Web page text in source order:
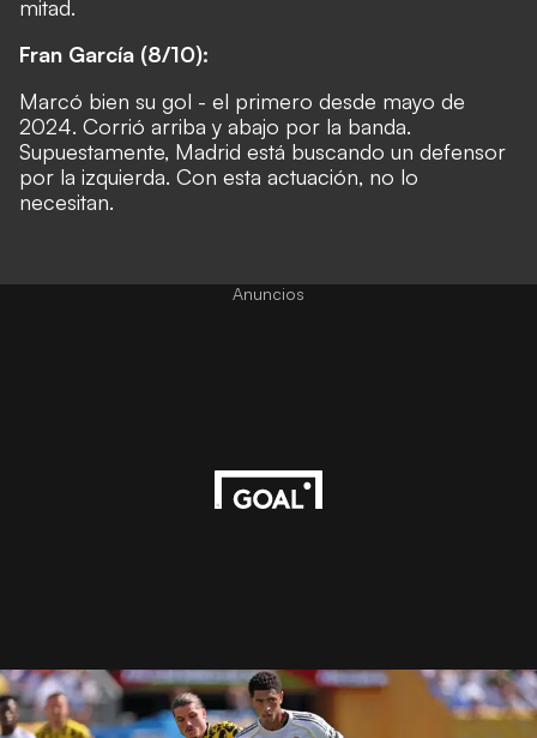
mitad.
Fran García (8/10):
Marcó bien su gol - el primero desde mayo de
2024. Corrió arriba y abajo por la banda.
Supuestamente, Madrid está buscando un defensor
por la izquierda. Con esta actuación, no lo
necesitan.
Anuncios